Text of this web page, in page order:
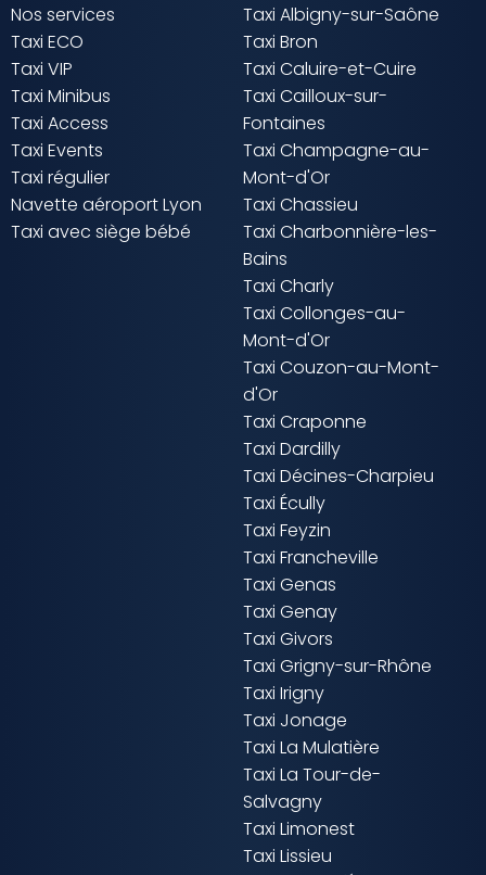
Nos services
Taxi ECO
Taxi VIP
Taxi Minibus
Taxi Access
Taxi Events
Taxi régulier
Navette aéroport Lyon
Taxi avec siège bébé
Taxi Albigny-sur-Saône
Taxi Bron
Taxi Caluire-et-Cuire
Taxi Cailloux-sur-
Fontaines
Taxi Champagne-au-
Mont-d'Or
Taxi Chassieu
Taxi Charbonnière-les-
Bains
Taxi Charly
Taxi Collonges-au-
Mont-d'Or
Taxi Couzon-au-Mont-
d'Or
Taxi Craponne
Taxi Dardilly
Taxi Décines-Charpieu
Taxi Écully
Taxi Feyzin
Taxi Francheville
Taxi Genas
Taxi Genay
Taxi Givors
Taxi Grigny-sur-Rhône
Taxi Irigny
Taxi Jonage
Taxi La Mulatière
Taxi La Tour-de-
Salvagny
Taxi Limonest
Taxi Lissieu